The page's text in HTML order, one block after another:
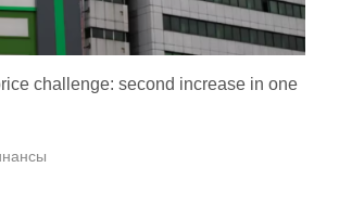
challenge: second increase in one